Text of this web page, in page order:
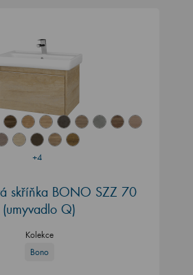
+4
skříňka BONO SZZ 70
(umyvadlo Q)
Kolekce
Bono